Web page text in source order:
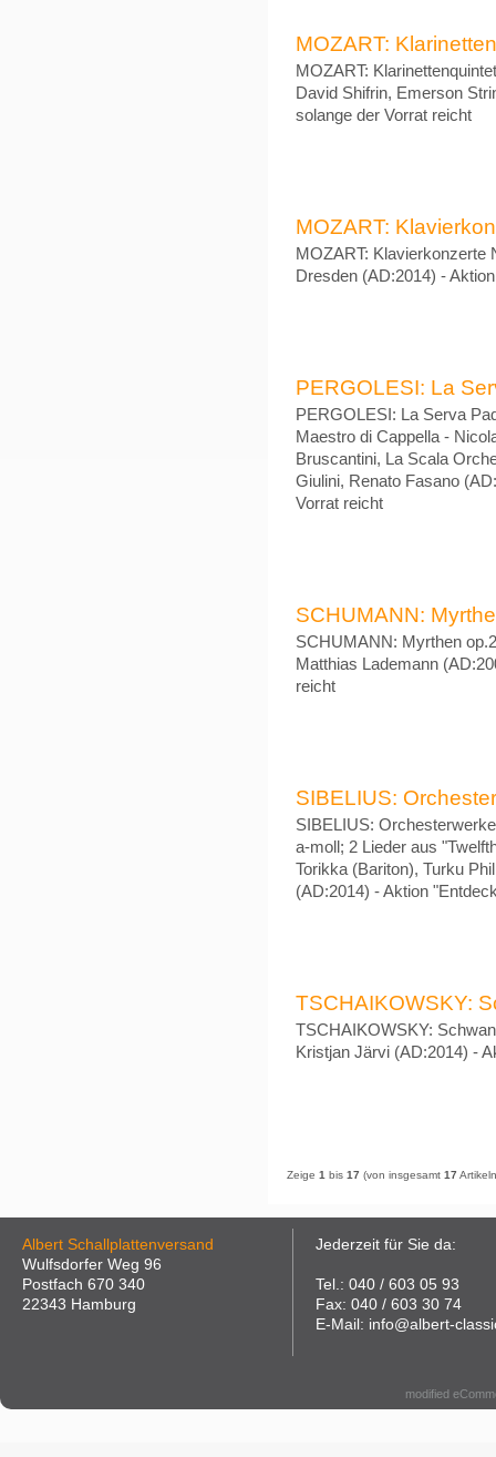
MOZART:
MOZART:
David Shifrin, Emerson
solange der Vorrat reicht
MOZART:
MOZART: Klavierkonzerte
Dresden (AD:2014) -
PERGOLESI: La
PERGOLESI: La Serva
Maestro di Cappella -
Bruscantini, La Scala
Giulini, Renato Fasano
Vorrat reicht
SCHUMANN:
SCHUMANN: Myrthen
Matthias Lademann
reicht
SIBELIUS:
SIBELIUS:
a-moll; 2 Lieder aus
Torikka (Bariton), Turku
(AD:2014) - Aktion
TSCHAIKOWSKY:
TSCHAIKOWSKY:
Kristjan Järvi (AD:2014) -
Zeige 1 bis 17 (von insgesamt 17
Albert Schallplattenversand
Wulfsdorfer Weg 96
Postfach 670 340
22343 Hamburg
Jederzeit für Sie da:
Tel.: 040 / 603 05 93
Fax: 040 / 603 30 74
E-Mail: info@albert-
modified